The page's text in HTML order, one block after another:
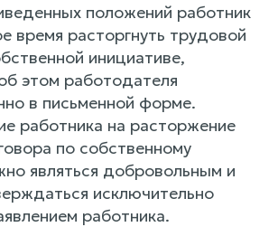
положений работник
время расторгнуть трудовой
инициативе,
этом работодателя
в письменной форме.
работника на расторжение
по собственному
являться добровольным и
исключительно
работника.